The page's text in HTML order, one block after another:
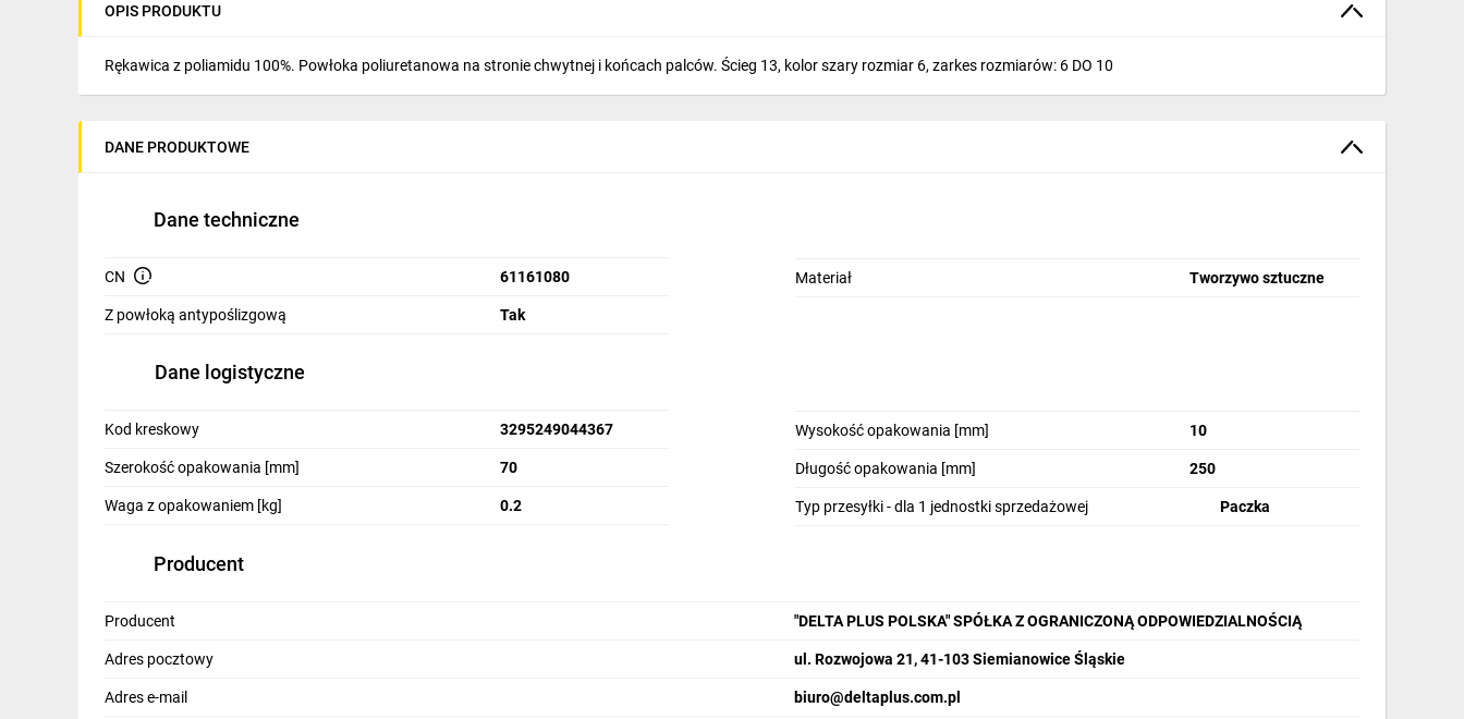
Napędy elektryczne
Dom i ogród
Odzież ochronna i BHP
Inne
Budowa i Remont
Smart home
Elektromobilność
OPIS PRODUKTU
Rękawica z poliamidu 100%. Powłoka poliuretanowa na stronie chwytnej i końcach palców. Ścieg 13, kolor szary rozmiar 6, zarkes rozmiarów: 6 DO 10
DANE PRODUKTOWE
Dane techniczne
CN 61161080
Z powłoką antypoślizgową Tak
Materiał Tworzywo sztuczne
Dane logistyczne
Kod kreskowy 3295249044367
Szerokość opakowania [mm] 70
Waga z opakowaniem [kg] 0.2
Wysokość opakowania [mm] 10
Długość opakowania [mm] 250
Typ przesyłki - dla 1 jednostki sprzedażowej Paczka
Producent
Producent "DELTA PLUS POLSKA" SPÓŁKA Z OGRANICZONĄ ODPOWIEDZIALNOŚCIĄ
Adres pocztowy ul. Rozwojowa 21, 41-103 Siemianowice Śląskie
Adres e-mail biuro@deltaplus.com.pl